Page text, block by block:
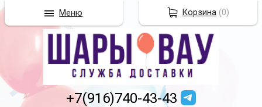
+7(916)740-43-43
Корзина (0)
Меню